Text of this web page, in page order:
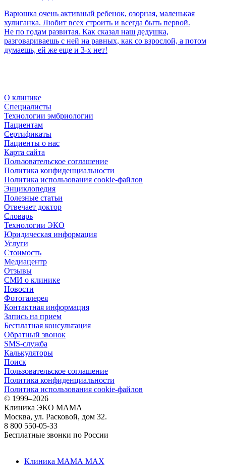
Варюшка очень активный ребенок, озорная, маленькая
хулиганка. Любит всех строить и всегда быть первой.
Не по годам развитая. Как сказал наш дедушка,
разговариваешь с ней на равных, как со взрослой, а потом
думаешь, ей же еще и 3-х нет!
О клинике
Специалисты
Технологии эмбриологии
Пациентам
Сертификаты
Пациенты о нас
Карта сайта
Пользовательское соглашение
Политика конфиденциальности
Политика использования cookie-файлов
Энциклопедия
Полезные статьи
Отвечает доктор
Словарь
Технологии ЭКО
Юридическая информация
Услуги
Стоимость
Медиацентр
Отзывы
СМИ о клинике
Новости
Фотогалерея
Контактная информация
Запись на прием
Бесплатная консультация
Обратный звонок
SMS-служба
Калькуляторы
Поиск
Пользовательское соглашение
Политика конфиденциальности
Политика использования cookie-файлов
© 1999–2026
Клиника ЭКО МАМА
Москва, ул. Расковой, дом 32.
8 800 550-05-33
Бесплатные звонки по России
Клиника МАМА MAX